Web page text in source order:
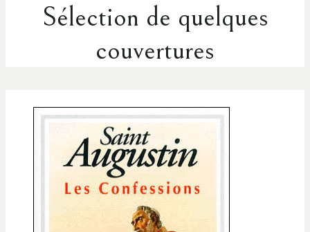
Sélection de quelques
couvertures